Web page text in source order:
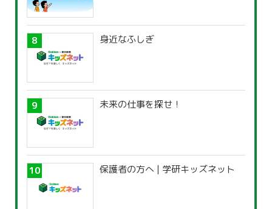
身近なふしぎ
未来の仕事を探せ！
保護者の方へ | 学研キッズネット